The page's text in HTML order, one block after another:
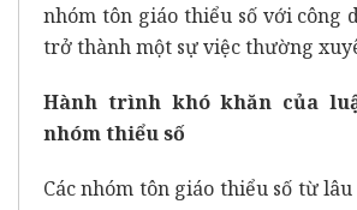
nhóm tôn giáo thiểu số với công
trở thành một sự việc thường
Hành trình khó khăn của
nhóm thiểu số
Các nhóm tôn giáo thiểu số từ